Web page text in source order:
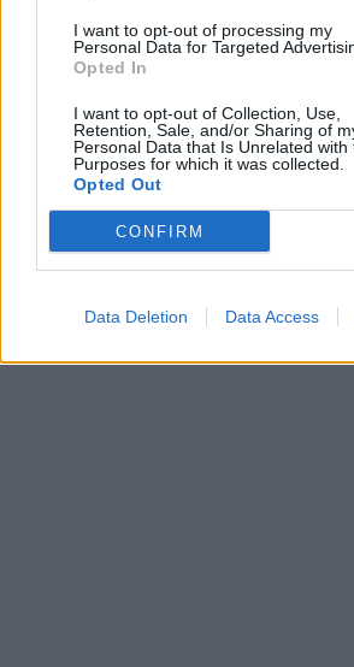
I want to opt-out of processing my
Personal Data for Targeted
Opted In
I want to opt-out of Collection, Use,
Retention, Sale, and/or Sharing of
Personal Data that Is Unrelated with
Purposes for which it was collected.
Opted Out
CONFIRM
Data Deletion Data Access